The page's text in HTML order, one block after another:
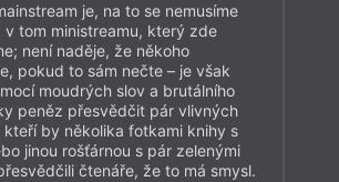
je, na to se nemusíme
v tom ministreamu, který zde
není naděje, že někoho
pokud to sám nečte – je však
moudrých slov a brutálního
peněz přesvědčit pár vlivných
kteří by několika fotkami knihy s
jinou rošťárnou s pár zelenými
čtenáře, že to má smysl.